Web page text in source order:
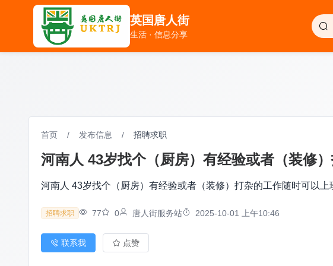
英国唐人街
生活 · 信息分享
英国唐人街
生活 · 信息分享
首页 / 发布信息 / 招聘求职
河南人 43岁找个（厨房）有经验或者（装修
河南人 43岁找个（厨房）有经验或者（装修）打杂的工作随时可以
招聘求职 77 0 唐人街服务站 2025-10-01 上午10:46
联系我 点赞